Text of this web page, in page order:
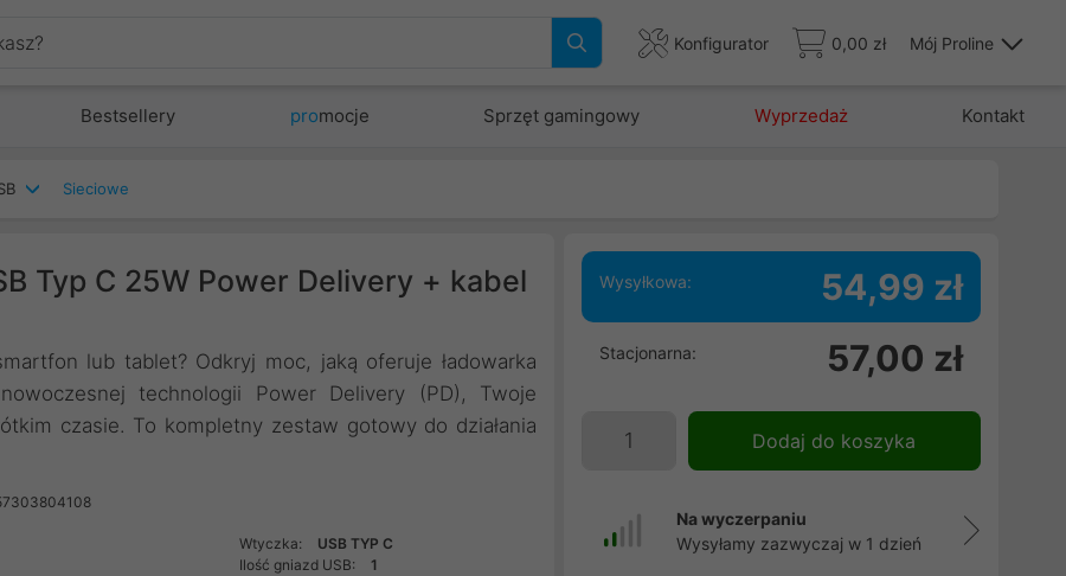
Konfigurator 0,00 zł Mój Proline
Bestsellery promocje Sprzęt gamingowy Wyprzedaż Kontakt
Sieciowe
Typ C 25W Power Delivery + kabel
lub tablet? Odkryj moc, jaką oferuje ładowarka
technologii Power Delivery (PD), Twoje
czasie. To kompletny zestaw gotowy do działania
Wtyczka:
USB TYP C
Ilość gniazd USB:
1
Wysyłkowa: 54,99 zł
Stacjonarna: 57,00 zł
Dodaj do koszyka
Na wyczerpaniu
Wysyłamy zazwyczaj w 1 dzień